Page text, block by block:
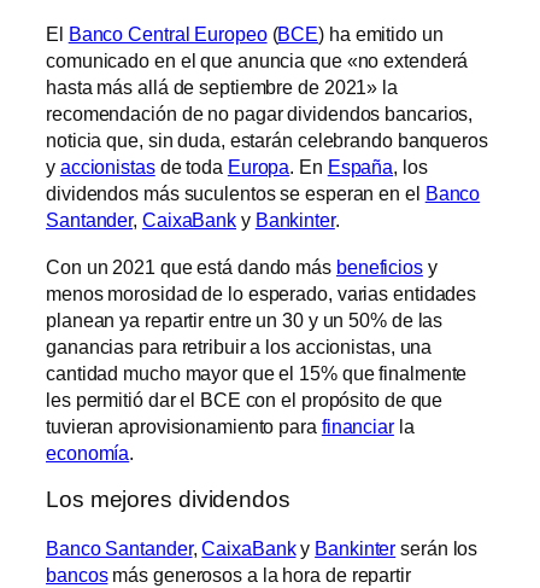
El Banco Central Europeo(BCE) ha emitido un
comunicado en el que anuncia que «no extenderá
hasta más allá de septiembre de 2021» la
recomendación de no pagar dividendos bancarios,
noticia que, sin duda, estarán celebrando banqueros
y accionistasde toda Europa. En España, los
dividendos más suculentos se esperan en el Banco
Santander, CaixaBank y Bankinter.
Con un 2021 que está dando más beneficiosy
menos morosidad de lo esperado, varias entidades
planean ya repartir entre un 30 y un 50% de las
ganancias para retribuir a los accionistas, una
cantidad mucho mayor que el 15% que finalmente
les permitió dar el BCE con el propósito de que
tuvieran aprovisionamiento para financiarla
economía.
Los mejores dividendos
Banco Santander,CaixaBanky Bankinter serán los
bancosmás generosos a la hora de repartir